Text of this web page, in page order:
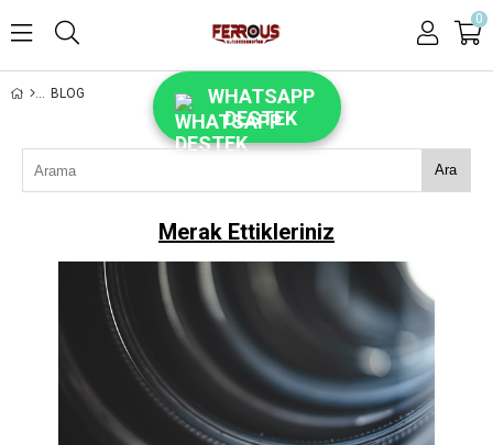
WHATSAPP
DESTEK
0
BLOG
Ara
Merak Ettikleriniz